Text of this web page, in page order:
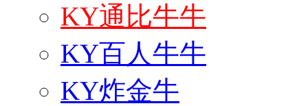
KY通比牛牛
KY百人牛牛
KY炸金牛